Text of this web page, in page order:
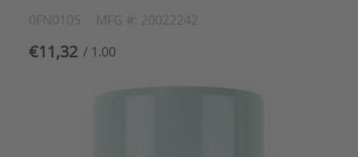
0FN0105 MFG #: 20022242
€11,32 / 1.00